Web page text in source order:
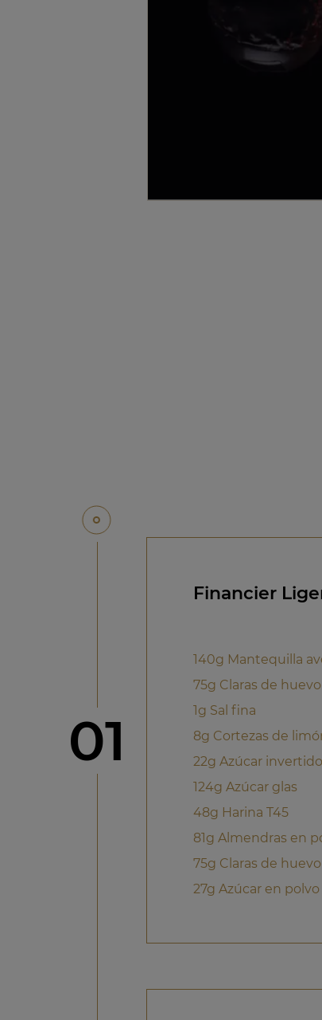
Paso
01
Financier
140g Mantequilla
75g Claras de huevo
1g Sal fina
8g Cortezas de
22g Azúcar invertido
124g Azúcar glas
48g Harina T45
81g Almendras en
75g Claras de huevo
27g Azúcar en polvo